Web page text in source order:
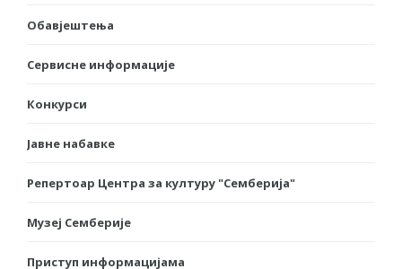
Обавјештења
Сервисне информације
Конкурси
Јавне набавке
Репертоар Центра за културу "Семберија"
Музеј Семберије
Приступ информацијама